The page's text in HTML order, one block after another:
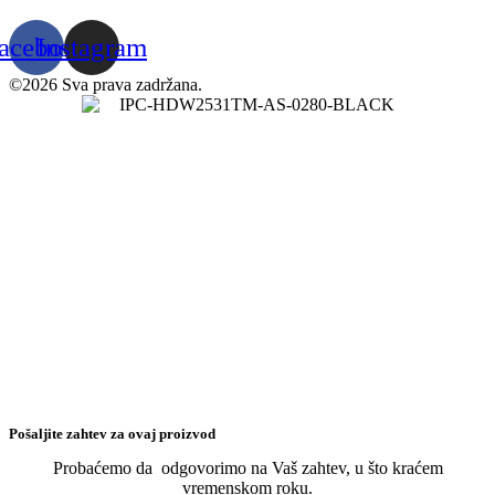
Instagram
©2026 Sva prava zadržana.
Pošaljite zahtev za ovaj proizvod
Probaćemo da odgovorimo na Vaš zahtev, u što kraćem
vremenskom roku.